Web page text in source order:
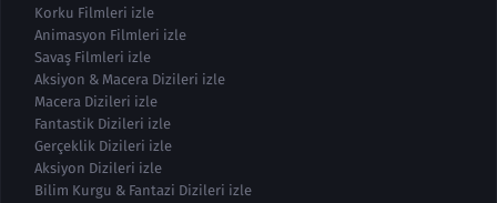
Korku Filmleri izle
Animasyon Filmleri izle
Savaş Filmleri izle
Aksiyon & Macera Dizileri izle
Macera Dizileri izle
Fantastik Dizileri izle
Gerçeklik Dizileri izle
Aksiyon Dizileri izle
Bilim Kurgu & Fantazi Dizileri izle